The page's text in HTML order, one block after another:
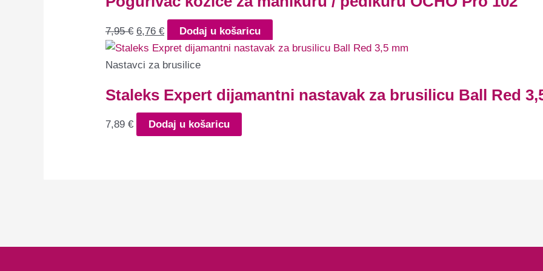
7,95€ 6,76 € Dodaj u košaricu
Nastavci za brusilice
Staleks Expert dijamantni nastavak za brusilicu Ball Red
7,89 € Dodaj u košaricu